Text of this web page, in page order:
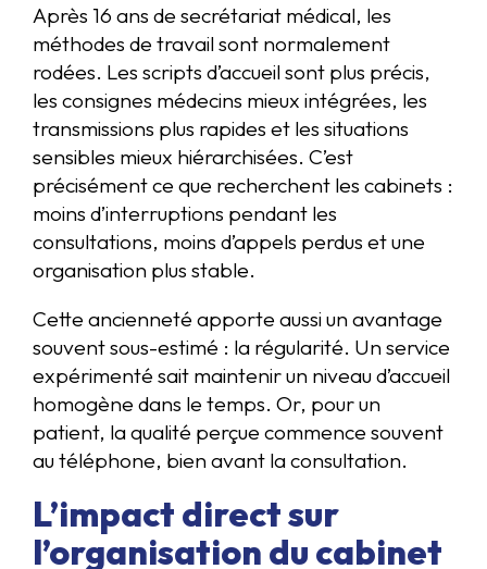
Après 16 ans de secrétariat médical, les
méthodes de travail sont normalement
rodées. Les scripts d’accueil sont plus précis,
les consignes médecins mieux intégrées, les
transmissions plus rapides et les situations
sensibles mieux hiérarchisées. C’est
précisément ce que recherchent les cabinets :
moins d’interruptions pendant les
consultations, moins d’appels perdus et une
organisation plus stable.
Cette ancienneté apporte aussi un avantage
souvent sous-estimé : la régularité. Un service
expérimenté sait maintenir un niveau d’accueil
homogène dans le temps. Or, pour un
patient, la qualité perçue commence souvent
au téléphone, bien avant la consultation.
L’impact direct sur
l’organisation du cabinet